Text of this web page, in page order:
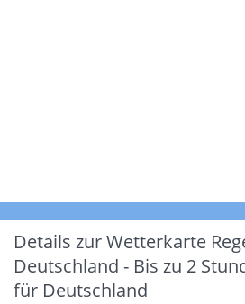
Details zur Wetterkarte
Deutschland - Bis zu 2
für Deutschland